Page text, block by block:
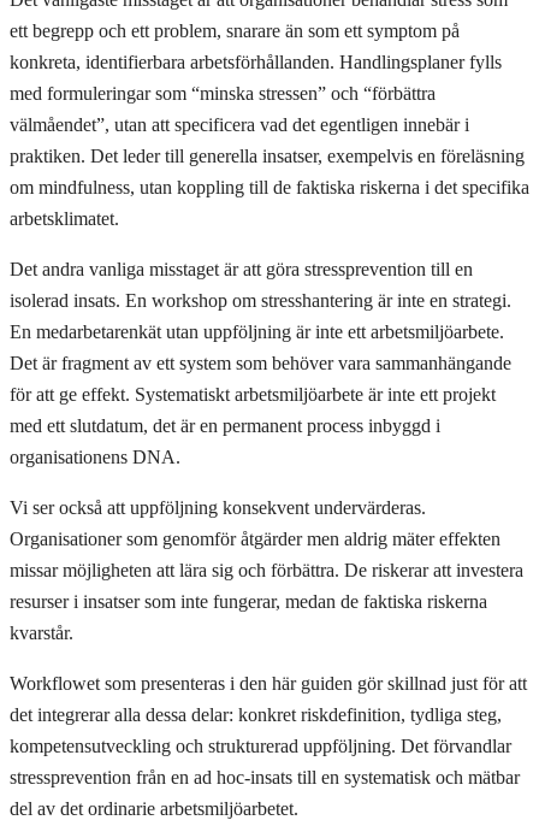
ett begrepp och ett problem, snarare än som ett symptom på
konkreta, identifierbara arbetsförhållanden. Handlingsplaner fylls
med formuleringar som “minska stressen” och “förbättra
välmåendet”, utan att specificera vad det egentligen innebär i
praktiken. Det leder till generella insatser, exempelvis en föreläsning
om mindfulness, utan koppling till de faktiska riskerna i det specifika
arbetsklimatet.
Det andra vanliga misstaget är att göra stressprevention till en
isolerad insats. En workshop om stresshantering är inte en strategi.
En medarbetarenkät utan uppföljning är inte ett arbetsmiljöarbete.
Det är fragment av ett system som behöver vara sammanhängande
för att ge effekt. Systematiskt arbetsmiljöarbete är inte ett projekt
med ett slutdatum, det är en permanent process inbyggd i
organisationens DNA.
Vi ser också att uppföljning konsekvent undervärderas.
Organisationer som genomför åtgärder men aldrig mäter effekten
missar möjligheten att lära sig och förbättra. De riskerar att investera
resurser i insatser som inte fungerar, medan de faktiska riskerna
kvarstår.
Workflowet som presenteras i den här guiden gör skillnad just för att
det integrerar alla dessa delar: konkret riskdefinition, tydliga steg,
kompetensutveckling och strukturerad uppföljning. Det förvandlar
stressprevention från en ad hoc-insats till en systematisk och mätbar
del av det ordinarie arbetsmiljöarbetet.